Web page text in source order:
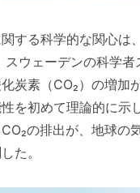
する科学的な関心は
ウェーデンの科学者
炭素（CO₂）の増加
を初めて理論的に示
の排出が、地球の
た。